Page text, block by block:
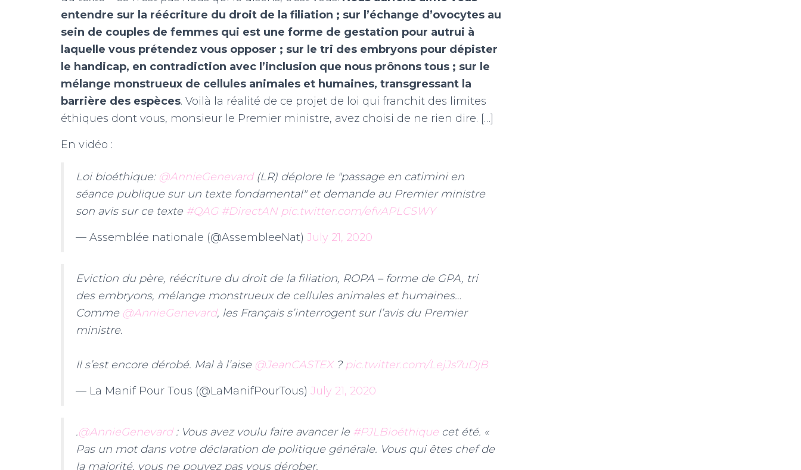
entendre sur la réécriture du droit de la filiation ; sur l’échange d’ovocytes au
sein de couples de femmes qui est une forme de gestation pour autrui à
laquelle vous prétendez vous opposer ; sur le tri des embryons pour dépister
le handicap, en contradiction avec l’inclusion que nous prônons tous ; sur le
mélange monstrueux de cellules animales et humaines, transgressant la
barrière des espèces. Voilà la réalité de ce projet de loi qui franchit des limites
éthiques dont vous, monsieur le Premier ministre, avez choisi de ne rien dire. […]
En vidéo :
Loi bioéthique: @AnnieGenevard(LR) déplore le "passage en catimini en
séance publique sur un texte fondamental" et demande au Premier ministre
son avis sur ce texte #QAG #DirectAN pic.twitter.com/efvAPLCSWY
— Assemblée nationale (@AssembleeNat) July 21, 2020
Eviction du père, réécriture du droit de la filiation, ROPA – forme de GPA, tri
des embryons, mélange monstrueux de cellules animales et humaines…
Comme @AnnieGenevard, les Français s’interrogent sur l’avis du Premier
ministre.
Il s’est encore dérobé. Mal à l’aise @JeanCASTEX? pic.twitter.com/LejJs7uDjB
— La Manif Pour Tous (@LaManifPourTous) July 21, 2020
.@AnnieGenevard: Vous avez voulu faire avancer le #PJLBioéthique cet été. «
Pas un mot dans votre déclaration de politique générale. Vous qui êtes chef de
la majorité, vous ne pouvez pas vous dérober.